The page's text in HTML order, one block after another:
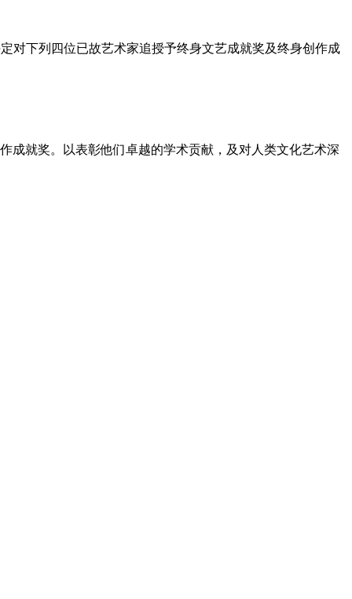
下列四位已故艺术家追授予终身文艺成就奖及终身创作成
就奖。以表彰他们卓越的学术贡献，及对人类文化艺术深